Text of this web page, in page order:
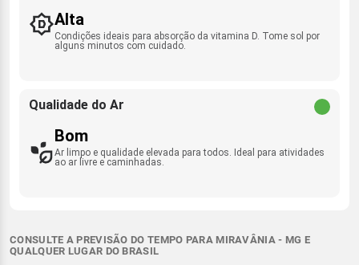
Alta
Condições ideais para absorção da vitamina D. Tome sol por
alguns minutos com cuidado.
Qualidade do Ar
Bom
Ar limpo e qualidade elevada para todos. Ideal para atividades
ao ar livre e caminhadas.
CONSULTE A PREVISÃO DO TEMPO PARA MIRAVÂNIA - MG E
QUALQUER LUGAR DO BRASIL